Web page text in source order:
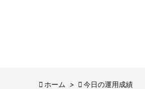
 ホーム >  今日の運用成績